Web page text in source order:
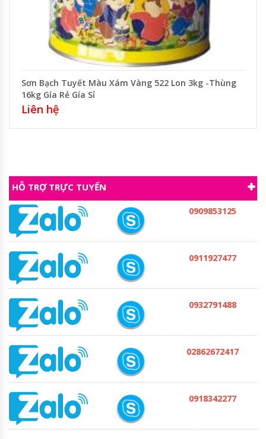
Sơn Bạch Tuyết Màu Xám Vàng 522 Lon 3kg -Thùng
16kg Gía Rẻ Gía Sỉ
Liên hệ
HỖ TRỢ TRỰC TUYẾN
0909853125
0911927477
0932791488
02862672417
0918342277